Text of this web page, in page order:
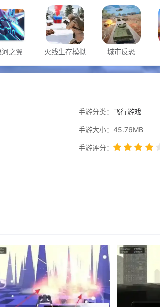
河之翼 火线生存模拟 城市反恐
手游分类： 飞行游戏
手游大小：45.76MB
手游评分：